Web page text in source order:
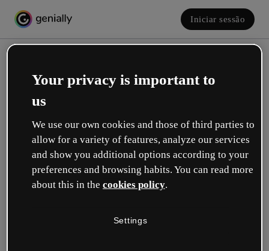
Iniciar sessão
Crie a sua conta! É grátis!
Qual descreve melhor a sua função?
Your privacy is important to
us
We use our own cookies and those of third parties to
allow for a variety of features, analyze our services
and show you additional options according to your
preferences and browsing habits. You can read more
about this in the cookies policy.
Settings